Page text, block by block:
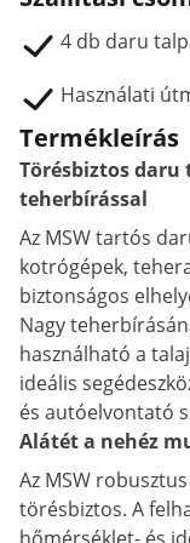
4 db daru
Használati
Termékleírás
Törésbiztos daru
teherbírással
Az MSW tartós
kotrógépek,
biztonságos
Nagy
használható a
ideális
és autóelvontató
Alátét a nehéz
Az MSW
törésbiztos. A